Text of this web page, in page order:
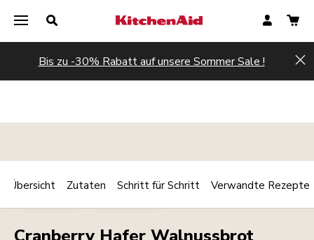
Bis zu -30% Rabatt auf unsere Sommer Sale !
BACKWAREN VEGETARISCH Print
Share
Übersicht Zutaten Schritt für Schritt Verwandte Rezepte